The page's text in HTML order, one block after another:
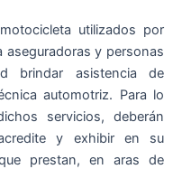
utilizados por
aseguradoras y personas
brindar asistencia de
automotriz. Para lo
servicios, deberán
y exhibir en su
prestan, en aras de